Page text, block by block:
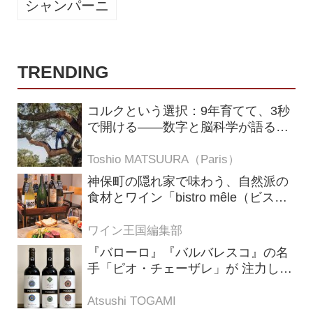
シャンパーニ
TRENDING
コルクという選択：9年育てて、3秒
で開ける——数字と脳科学が語る栓
Toshio MATSUURA（Paris）
神保町の隠れ家で味わう、自然派の
食材とワイン「bistro mêle（ビスト
ワイン王国編集部
『バローロ』『バルバレスコ』の名
手「ピオ・チェーザレ」が 注力し
畑）”シリーズ！
Atsushi TOGAMI